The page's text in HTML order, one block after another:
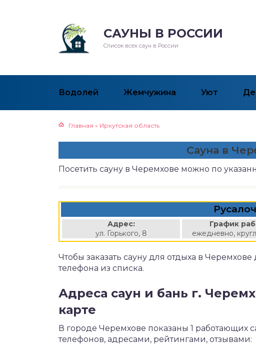
САУНЫ В РОССИИ
Список всех саун в России
Водолей Жемчужина Уют
Главная » Иркутская область
Сауна в
Посетить сауну в Черемхове можно по
Адрес:
ул. Горького, 8
График
ежедневно,
Чтобы заказать сауну для отдыха в
телефона из списка.
Адреса саун и бань г.
карте
В городе Черемхове показаны 1 работающих
телефонов, адресами, рейтингами, отзывами: